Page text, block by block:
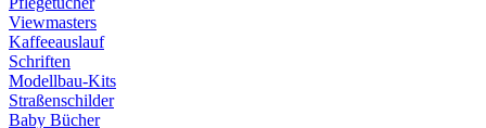
Viewmasters
Kaffeeauslauf
Schriften
Modellbau-Kits
Straßenschilder
Baby Bücher